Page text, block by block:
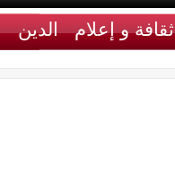
ثقافة و إعلام الدين